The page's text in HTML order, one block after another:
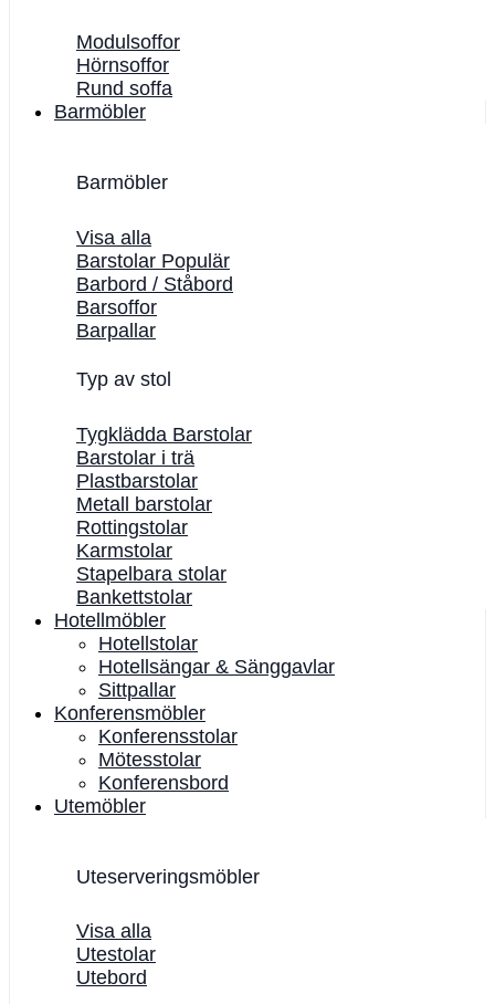
Modulsoffor
Hörnsoffor
Rund soffa
Barmöbler
Barmöbler
Visa alla
Barstolar
Barbord / Ståbord
Barsoffor
Barpallar
Typ av stol
Tygklädda Barstolar
Barstolar i trä
Plastbarstolar
Metall barstolar
Rottingstolar
Karmstolar
Stapelbara stolar
Bankettstolar
Hotellmöbler
Hotellstolar
Hotellsängar & Sänggavlar
Sittpallar
Konferensmöbler
Konferensstolar
Mötesstolar
Konferensbord
Utemöbler
Uteserveringsmöbler
Visa alla
Utestolar
Utebord